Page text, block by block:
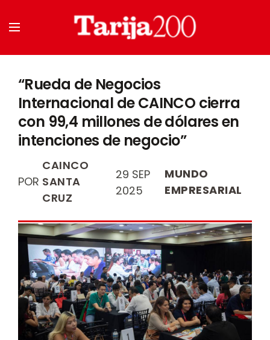
“Rueda de Negocios
Internacional de CAINCO cierra
con 99,4 millones de dólares en
intenciones de negocio”
POR
CAINCO
SANTA
CRUZ
29 SEP
2025
MUNDO
EMPRESARIAL